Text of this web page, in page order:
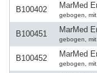
B100402 MarMed
gebogen,
B100451 MarMed
gebogen,
B100452 MarMed
gebogen,